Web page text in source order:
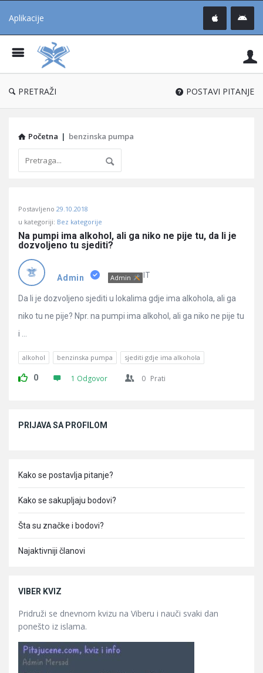
Aplikacije
®
PRETRAŽI POSTAVI PITANJE
Početna | benzinska pumpa
Učene
Latest
Pitanja
Postavljeno 29.10.2018
u kategoriji: Bez kategorije
Na pumpi ima alkohol, ali ga niko ne pije tu, da li je
dozvoljeno tu sjediti?
Admin Admin IT
Da li je dozvoljeno sjediti u lokalima gdje ima alkohola, ali ga
niko tu ne pije? Npr. na pumpi ima alkohol, ali ga niko ne pije tu
i ...
alkohol benzinska pumpa sjediti gdje ima alkohola
0 1 Odgovor 0 Prati
PRIJAVA SA PROFILOM
Kako se postavlja pitanje?
Kako se sakupljaju bodovi?
Šta su značke i bodovi?
Najaktivniji članovi
VIBER KVIZ
Pridruži se dnevnom kvizu na Viberu i nauči svaki dan
ponešto iz islama.